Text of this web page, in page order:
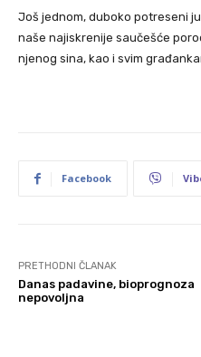
Još jednom, duboko potreseni
naše najiskrenije saučešće
njenog sina, kao i svim
Facebook
PRETHODNI ČLANAK
Danas padavine, bioprognoza
nepovoljna